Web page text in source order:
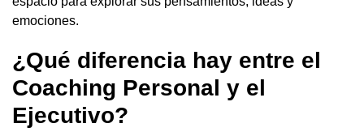
emociones.
¿Qué diferencia hay entre el
Coaching Personal y el
Ejecutivo?